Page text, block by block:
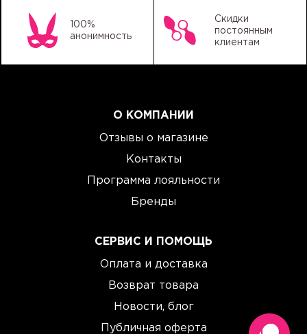
100%
анонимность
Скидки
постоянным
клиентам
О КОМПАНИИ
Отзывы о магазине
Контакты
Программа лояльности
Бренды
СЕРВИС И ПОМОЩЬ
Оплата и доставка
Возврат товара
Новости, блог
Публичная оферта